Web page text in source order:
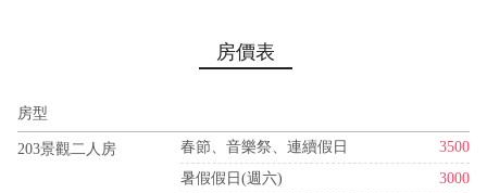
房價表
房型
203景觀二人房 春節、音樂祭、連續假日
3500
暑假假日(週六)
3000